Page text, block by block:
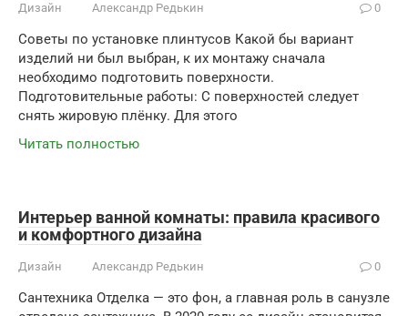
Дизайн Александр Редькин 0
Советы по установке плинтусов Какой бы вариант
изделий ни был выбран, к их монтажу сначала
необходимо подготовить поверхности.
Подготовительные работы: С поверхностей следует
снять жировую плёнку. Для этого
Читать полностью
Интерьер ванной комнаты: правила красивого
и комфортного дизайна
Дизайн Александр Редькин 0
Сантехника Отделка — это фон, а главная роль в санузле